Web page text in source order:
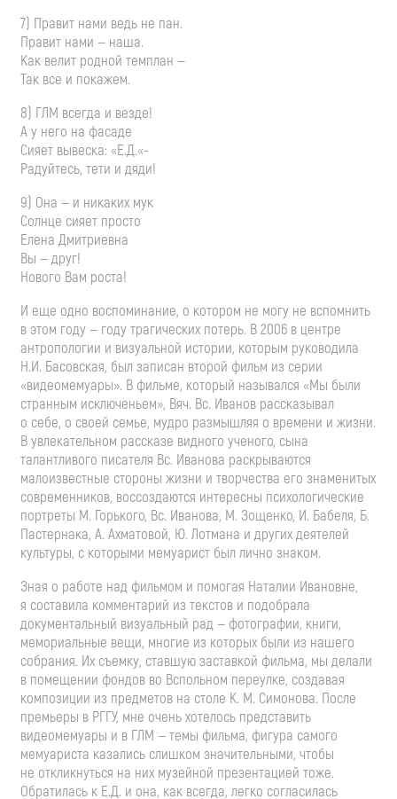
7) Правит нами ведь не пан.
Правит нами — наша.
Как велит родной темплан —
Так все и покажем.
8) ГЛМ всегда и везде!
А у него на фасаде
Сияет вывеска: «Е.Д.«-
Радуйтесь, тети и дяди!
9) Она — и никаких мук
Солнце сияет просто
Елена Дмитриевна
Вы — друг!
Нового Вам роста!
И еще одно воспоминание, о котором не могу не вспомнить
в этом году — году трагических потерь. В 2006 в центре
антропологии и визуальной истории, которым руководила
Н.И. Басовская, был записан второй фильм из серии
«видеомемуары». В фильме, который назывался «Мы были
странным исключеньем», Вяч. Вс. Иванов рассказывал
о себе, о своей семье, мудро размышляя о времени и жизни.
В увлекательном рассказе видного ученого, сына
талантливого писателя Вс. Иванова раскрываются
малоизвестные стороны жизни и творчества его знаменитых
современников, воссоздаются интересны психологические
портреты М. Горького, Вс. Иванова, М. Зощенко, И. Бабеля, Б.
Пастернака, А. Ахматовой, Ю. Лотмана и других деятелей
культуры, с которыми мемуарист был лично знаком.
Зная о работе над фильмом и помогая Наталии Ивановне,
я составила комментарий из текстов и подобрала
документальный визуальный рад — фотографии, книги,
мемориальные вещи, многие из которых были из нашего
собрания. Их съемку, ставшую заставкой фильма, мы делали
в помещении фондов во Вспольном переулке, создавая
композиции из предметов на столе К. М. Симонова. После
премьеры в РГГУ, мне очень хотелось представить
видеомемуары и в ГЛМ — темы фильма, фигура самого
мемуариста казались слишком значительными, чтобы
не откликнуться на них музейной презентацией тоже.
Обратилась к Е.Д. и она, как всегда, легко согласилась